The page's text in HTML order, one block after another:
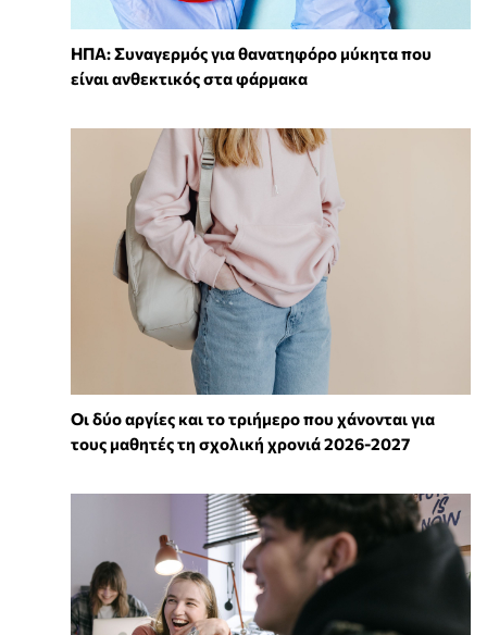
ΗΠΑ: Συναγερμός για θανατηφόρο μύκητα που
είναι ανθεκτικός στα φάρμακα
Οι δύο αργίες και το τριήμερο που χάνονται για
τους μαθητές τη σχολική χρονιά 2026-2027